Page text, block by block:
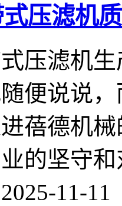
压滤机
压滤机
便说说
蓓德机
的坚守
11-